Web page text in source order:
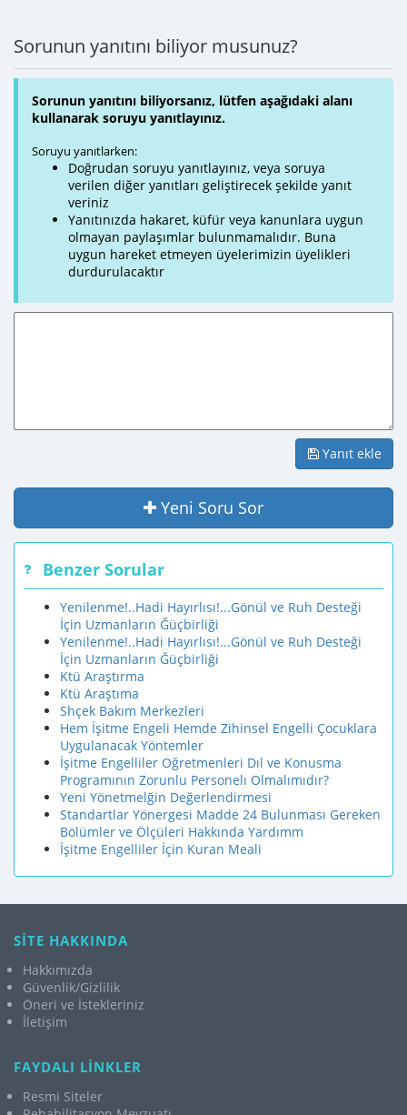
Sorunun yanıtını biliyor musunuz?
Sorunun yanıtını biliyorsanız, lütfen aşağıdaki alanı
kullanarak soruyu yanıtlayınız.
Soruyu yanıtlarken:
Doğrudan soruyu yanıtlayınız, veya soruya
verilen diğer yanıtları geliştirecek şekilde yanıt
veriniz
Yanıtınızda hakaret, küfür veya kanunlara uygun
olmayan paylaşımlar bulunmamalıdır. Buna
uygun hareket etmeyen üyelerimizin üyelikleri
durdurulacaktır
Yanıt ekle
Yeni Soru Sor
Benzer Sorular
Yenilenme!..Hadi Hayırlısı!...Gönül ve Ruh Desteği
İçin Uzmanların Ğüçbirliği
Yenilenme!..Hadi Hayırlısı!...Gönül ve Ruh Desteği
İçin Uzmanların Ğüçbirliği
Ktü Araştırma
Ktü Araştıma
Shçek Bakım Merkezleri
Hem İşitme Engeli Hemde Zihinsel Engelli Çocuklara
Uygulanacak Yöntemler
İşitme Engelliler Oğretmenleri Dıl ve Konusma
Programının Zorunlu Personelı Olmalımıdır?
Yeni Yönetmelğin Değerlendirmesi
Standartlar Yönergesi Madde 24 Bulunması Gereken
Bölümler ve Ölçüleri Hakkında Yardımm
İşitme Engelliler İçin Kuran Meali
SİTE HAKKINDA
Hakkımızda
Güvenlik/Gizlilik
Öneri ve İstekleriniz
İletişim
FAYDALI LİNKLER
Resmi Siteler